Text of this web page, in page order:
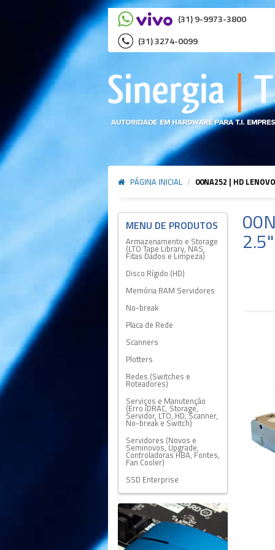
(31) 9-9973-3800
(31) 3274-0099
PÁGINA INICIAL / 00NA252 | HD
Armazenamento e Storage
(LTO Tape Library, NAS,
Fitas Dados e Limpeza)
Disco Rígido (HD)
Memória RAM Servidores
No-break
Placa de Rede
Scanners
Plotters
Redes (Switches e
Roteadores)
Serviços e Manutenção
(Erro iDRAC, Storage,
Servidor, LTO, HD, Scanner,
No-break e Switch)
Servidores (Novos e
Seminovos, Upgrade,
Controladoras HBA, Fontes,
Fan Cooler)
SSD Enterprise